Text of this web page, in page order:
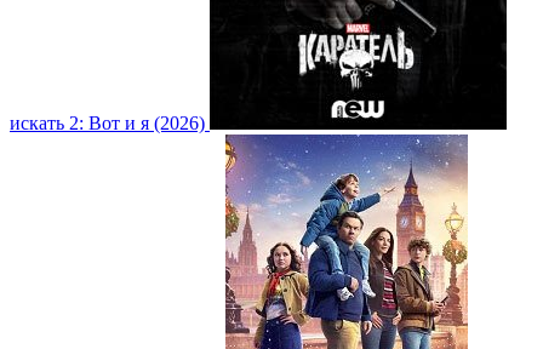
искать 2: Вот и я (2026)